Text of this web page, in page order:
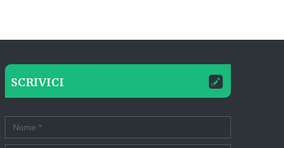
SCRIVICI